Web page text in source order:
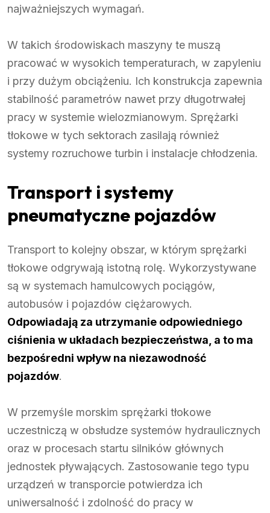
najważniejszych wymagań.
W takich środowiskach maszyny te muszą
pracować w wysokich temperaturach, w zapyleniu
i przy dużym obciążeniu. Ich konstrukcja zapewnia
stabilność parametrów nawet przy długotrwałej
pracy w systemie wielozmianowym. Sprężarki
tłokowe w tych sektorach zasilają również
systemy rozruchowe turbin i instalacje chłodzenia.
Transport i systemy
pneumatyczne pojazdów
Transport to kolejny obszar, w którym sprężarki
tłokowe odgrywają istotną rolę. Wykorzystywane
są w systemach hamulcowych pociągów,
autobusów i pojazdów ciężarowych.
Odpowiadają za utrzymanie odpowiedniego
ciśnienia w układach bezpieczeństwa, a to ma
bezpośredni wpływ na niezawodność
pojazdów.
W przemyśle morskim sprężarki tłokowe
uczestniczą w obsłudze systemów hydraulicznych
oraz w procesach startu silników głównych
jednostek pływających. Zastosowanie tego typu
urządzeń w transporcie potwierdza ich
uniwersalność i zdolność do pracy w